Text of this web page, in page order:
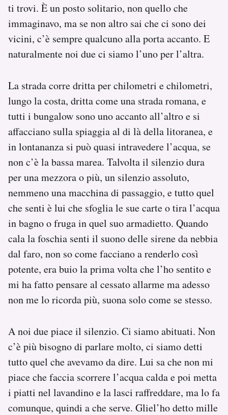
ti trovi. È un posto solitario, non quello che
immaginavo, ma se non altro sai che ci sono dei
vicini, c’è sempre qualcuno alla porta accanto. E
naturalmente noi due ci siamo l’uno per l’altra.
La strada corre dritta per chilometri e chilometri,
lungo la costa, dritta come una strada romana, e
tutti i bungalow sono uno accanto all’altro e si
affacciano sulla spiaggia al di là della litoranea, e
in lontananza si può quasi intravedere l’acqua, se
non c’è la bassa marea. Talvolta il silenzio dura
per una mezzora o più, un silenzio assoluto,
nemmeno una macchina di passaggio, e tutto quel
che senti è lui che sfoglia le sue carte o tira l’acqua
in bagno o fruga in quel suo armadietto. Quando
cala la foschia senti il suono delle sirene da nebbia
dal faro, non so come facciano a renderlo così
potente, era buio la prima volta che l’ho sentito e
mi ha fatto pensare al cessato allarme ma adesso
non me lo ricorda più, suona solo come se stesso.
A noi due piace il silenzio. Ci siamo abituati. Non
c’è più bisogno di parlare molto, ci siamo detti
tutto quel che avevamo da dire. Lui sa che non mi
piace che faccia scorrere l’acqua calda e poi metta
i piatti nel lavandino e la lasci raffreddare, ma lo fa
comunque, quindi a che serve. Gliel’ho detto mille